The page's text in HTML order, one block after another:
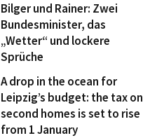
Bilger und Rainer: Zwei
Bundesminister, das
„Wetter“ und lockere
Sprüche
A drop in the ocean for
Leipzig’s budget: the tax on
second homes is set to rise
from 1 January